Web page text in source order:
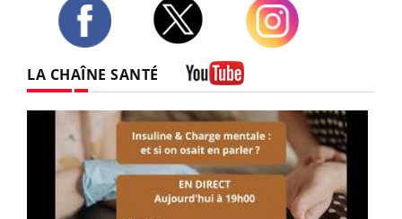
LA CHAÎNE SANTÉ